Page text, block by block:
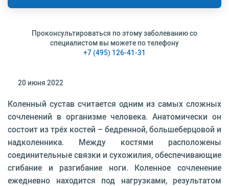
20 июня 2022
Коленный сустав считается одним из самых сложных
сочленений в организме человека. Анатомически он
состоит из трёх костей – бедренной, большеберцовой и
надколенника. Между костями расположены
соединительные связки и сухожилия, обеспечивающие
сгибание и разгибание ноги. Коленное сочленение
ежедневно находится под нагрузками, результатом
Проконсультироваться по этому заболеванию со
специалистом вы можете по телефону
+7 (495) 126-41-31